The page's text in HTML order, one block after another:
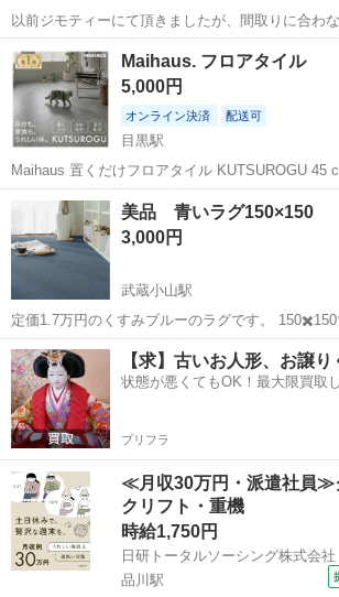
以前ジモティーにて頂きましたが、間取りに合わな
いたします。 全体的に毛玉や数箇所汚れが目立ち
い。 サイズ: 140cm × 140cm（円形） 素材: アクリル100% 機能: 防ダ
ニ加工...
東京 品川区 カーペット/マット
Maihaus. フロアタイル
5,000円
オンライン決済 配送可
目黒駅
Maihaus 置くだけフロアタイル KUTSUROGU 45
ーブルグレー 未使用品 余った分です。
品川区 目黒駅 カーペット/マット
フロアタイル
美品 青いラグ150×150
3,000円
武蔵小山駅
定価1.7万円のくすみブルーのラグです。
に使うのがちょうど良いサイズです。 ワークスペ
たが丈夫な作りでとても綺麗な状態です。 こちらでサイズオーダーし
ました。 http...
東京 品川区 武蔵小山駅 カーペット/マ
【求】古いお人形、お譲り
状態が悪くてもOK！最大限買取
プリフラ
≪月収30万円・派遣社員≫
クリフト・重機
時給1,750円
日研トータルソーシング株式会社
品川駅